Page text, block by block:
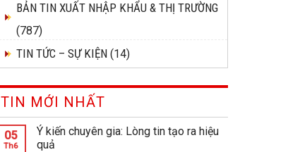
BẢN TIN XUẤT NHẬP KHẨU & THỊ TRƯỜNG
(787)
TIN TỨC – SỰ KIỆN (14)
TIN MỚI NHẤT
05
Th6
Ý kiến chuyên gia: Lòng tin tạo ra hiệu
quả